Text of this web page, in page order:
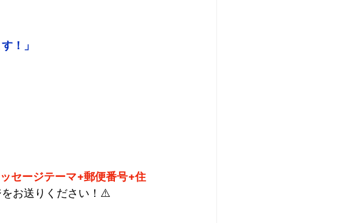
！」
セージテーマ+郵便番号+住
をお送りください！⚠️